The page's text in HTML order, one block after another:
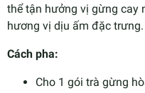
thể tận hưởng vị gừng cay
hương vị dịu ấm đặc trưng.
Cách pha:
Cho 1 gói trà gừng